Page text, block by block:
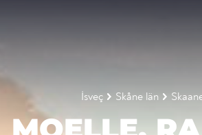
İsveç Skåne län